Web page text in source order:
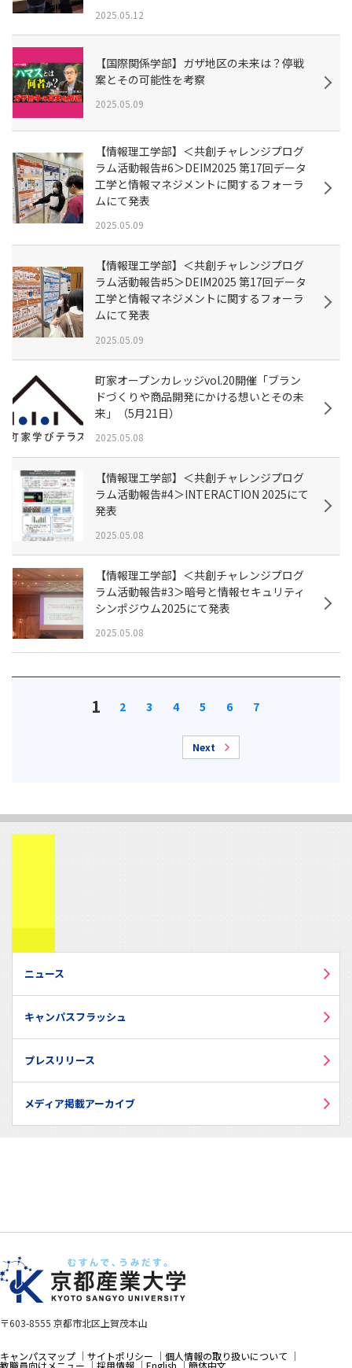
2025.05.12
【国際関係学部】ガザ地区の未来は？停戦
案とその可能性を考察
2025.05.09
【情報理工学部】＜共創チャレンジプログ
ラム活動報告#6＞DEIM2025 第17回データ
⼯学と情報マネジメントに関するフォーラ
ムにて発表
2025.05.09
【情報理工学部】＜共創チャレンジプログ
ラム活動報告#5＞DEIM2025 第17回データ
⼯学と情報マネジメントに関するフォーラ
ムにて発表
2025.05.09
町家オープンカレッジvol.20開催「ブラン
ドづくりや商品開発にかける想いとその未
来」（5月21日）
2025.05.08
【情報理工学部】＜共創チャレンジプログ
ラム活動報告#4＞INTERACTION 2025にて
発表
2025.05.08
【情報理工学部】＜共創チャレンジプログ
ラム活動報告#3＞暗号と情報セキュリティ
シンポジウム2025にて発表
2025.05.08
1 2 3 4 5 6 7
Next
ニュース
キャンパスフラッシュ
プレスリリース
メディア掲載アーカイブ
〒603-8555 京都市北区上賀茂本山
キャンパスマップ サイトポリシー 個人情報の取り扱いについて
教職員向けメニュー 採用情報 English 簡体中文